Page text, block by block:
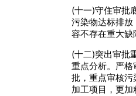
(十一)守住审批
污染物达标排
容不存在重大缺
(十二)突出审批
重点分析。严格
批，重点审核污
加工项目，更加